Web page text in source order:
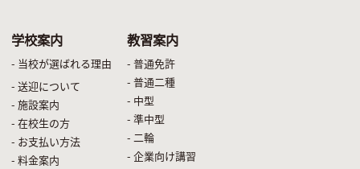
学校案内
- 当校が選ばれる理由
- 送迎について
- 施設案内
- 在校生の方
- お支払い方法
- 料金案内
教習案内
- 普通免許
- 普通二種
- 中型
- 準中型
- 二輪
- 企業向け講習